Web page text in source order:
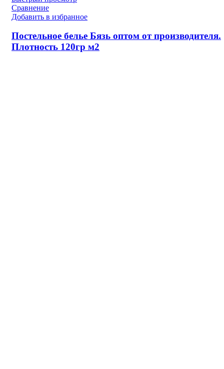
Сравнение
Добавить в избранное
Постельное белье Бязь оптом от производителя.
Плотность 120гр м2